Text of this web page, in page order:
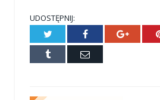
UDOSTĘPNIJ:
Twitter Facebook
Tumblr
E-